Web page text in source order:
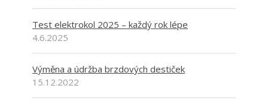
Test elektrokol 2025 – každý rok lépe
4.6.2025
Výměna a údržba brzdových destiček
15.12.2022